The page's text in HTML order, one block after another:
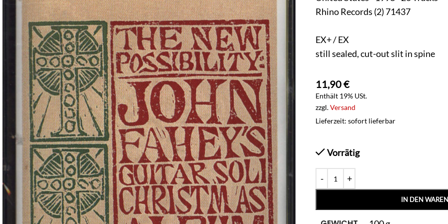
Rhino Records (2) 71437
EX+ / EX
still sealed, cut-out slit in spine
11,90€
Enthält 19% USt.
zzgl.Versand
Lieferzeit: sofort lieferbar
Vorrätig
IN DEN